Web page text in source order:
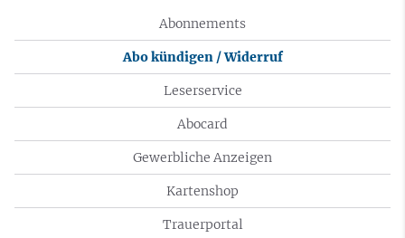
Abonnements
Abo kündigen / Widerruf
Leserservice
Abocard
Gewerbliche Anzeigen
Kartenshop
Trauerportal